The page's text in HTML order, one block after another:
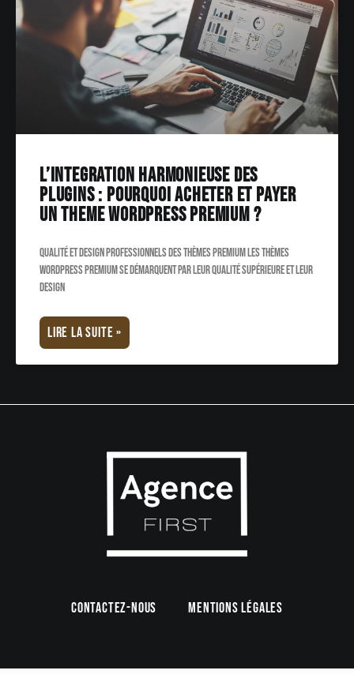
L’integration harmonieuse des
plugins : Pourquoi acheter et payer
un theme WordPress Premium ?
Qualité et design professionnels des thèmes Premium Les thèmes
WordPress Premium se démarquent par leur qualité supérieure et leur
design
LIRE LA SUITE »
Contactez-nous Mentions légales